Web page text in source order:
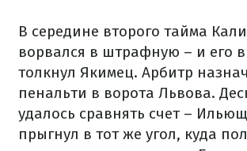
В середине второго тайма
ворвался в штрафную – и его
толкнул Якимец. Арбитр
пенальти в ворота Львова.
удалось сравнять счет –
прыгнул в тот же угол, куда